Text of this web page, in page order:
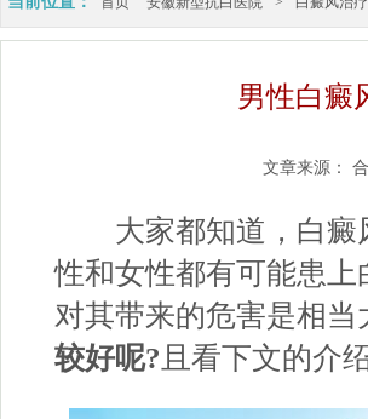
男性白癜
文章来源：
大家都知道，白癜
性和女性都有可能患
对其带来的危害是相当
较好呢? 且看下文的介绍